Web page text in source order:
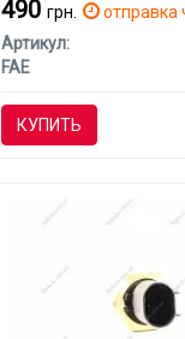
490грн.
отправка
Артикул:
FAE
КУПИТЬ